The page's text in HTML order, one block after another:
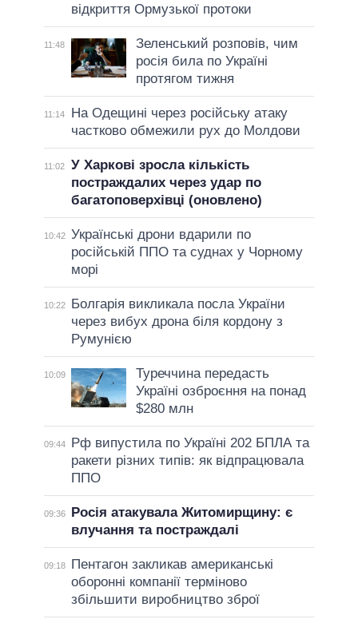
відкриття Ормузької протоки
11:48
Зеленський розповів, чим
росія била по Україні
протягом тижня
11:14
На Одещині через російську атаку
частково обмежили рух до Молдови
11:02
У Харкові зросла кількість
постраждалих через удар по
багатоповерхівці (оновлено)
10:42 Українські дрони вдарили по
російській ППО та суднах у Чорному
морі
10:22
Болгарія викликала посла України
через вибух дрона біля кордону з
Румунією
10:09
Туреччина передасть
Україні озброєння на понад
$280 млн
09:44
Рф випустила по Україні 202 БПЛА та
ракети різних типів: як відпрацювала
ППО
09:36
Росія атакувала Житомирщину: є
влучання та постраждалі
09:18
Пентагон закликав американські
оборонні компанії терміново
збільшити виробництво зброї